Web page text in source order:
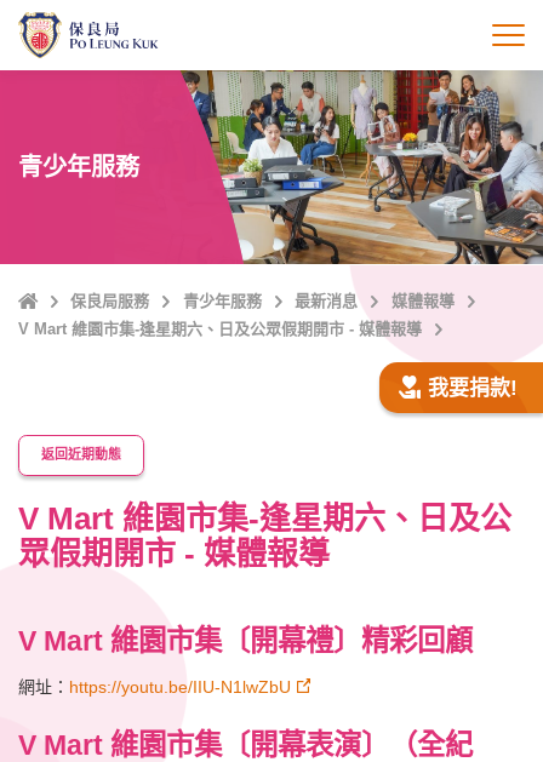
打
青少年服務
主
頁
保良局服務 青少年服務 最新消息
媒體報導
V Mart 維園市集-逢星期六、日及公眾假期開市 - 媒體報導
我要捐款!
返回近期動態
V Mart 維園市集-逢星期六、日及公
眾假期開市 - 媒體報導
V Mart 維園市集〔開幕禮〕精彩回顧
網址： https://youtu.be/IIU-N1lwZbU
V Mart 維園市集〔開幕表演〕（全紀